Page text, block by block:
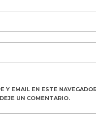
Y EMAIL EN ESTE
UN COMENTARIO.